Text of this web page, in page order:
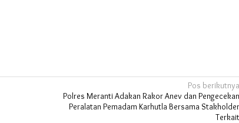
Pos berikutnya
Polres Meranti Adakan Rakor Anev dan Pengecekan
Peralatan Pemadam Karhutla Bersama Stakholder
Terkait